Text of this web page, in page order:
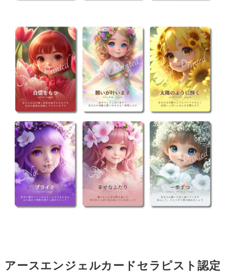
アースエンジェルカードセラピスト認定